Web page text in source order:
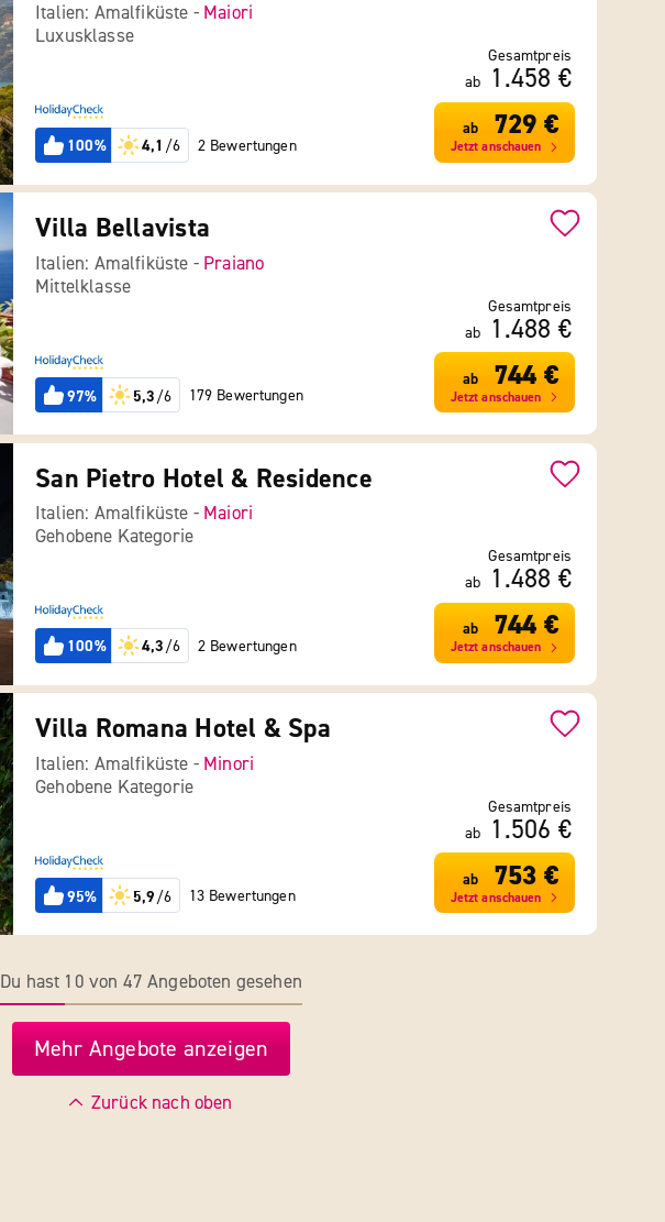
Italien: Amalfiküste - Maiori
Luxusklasse
100% 4,1 /6 2 Bewertungen
Gesamtpreis
ab
1.458 €
ab 729 €
Jetzt anschauen
Villa Bellavista
Italien: Amalfiküste - Praiano
Mittelklasse
97% 5,3/6 179 Bewertungen
Gesamtpreis
ab
1.488 €
ab 744 €
Jetzt anschauen
San Pietro Hotel & Residence
Italien: Amalfiküste - Maiori
Gehobene Kategorie
100% 4,3/6 2 Bewertungen
Gesamtpreis
ab
1.488 €
ab 744 €
Jetzt anschauen
Villa Romana Hotel & Spa
Italien: Amalfiküste - Minori
Gehobene Kategorie
95% 5,9/6 13 Bewertungen
Gesamtpreis
ab
1.506 €
ab 753 €
Jetzt anschauen
Du hast 10 von 47 Angeboten gesehen
Mehr Angebote anzeigen
Zurück nach oben